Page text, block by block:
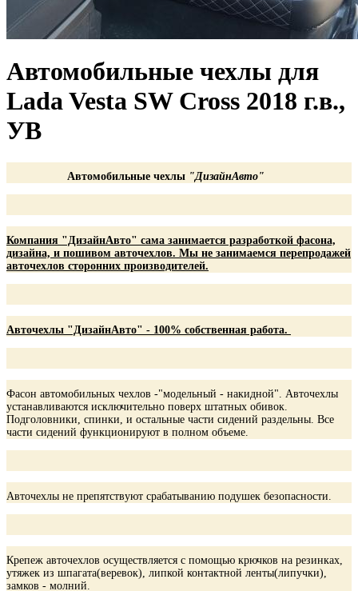
Автомобильные чехлы для
Lada Vesta SW Cross 2018 г.в.,
УВ
Автомобильные чехлы "ДизайнАвто"
Компания "ДизайнАвто" сама занимается разработкой фасона,
дизайна, и пошивом авточехлов. Мы не занимаемся перепродажей
авточехлов сторонних производителей.
Авточехлы "ДизайнАвто" - 100% собственная работа.
Фасон автомобильных чехлов -"модельный - накидной". Авточехлы
устанавливаются исключительно поверх штатных обивок.
Подголовники, спинки, и остальные части сидений раздельны. Все
части сидений функционируют в полном объеме.
Авточехлы не препятствуют срабатыванию подушек безопасности.
Крепеж авточехлов осуществляется с помощью крючков на резинках,
утяжек из шпагата(веревок), липкой контактной ленты(липучки),
замков - молний.